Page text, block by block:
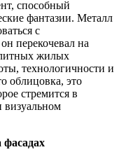
способный
фантазии. Металл
с
перекочевал на
жилых
технологичности и
облицовка, это
стремится в
визуальном
фасадах